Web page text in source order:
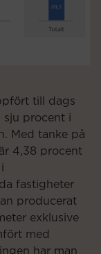
till dags
sju procent i
Med tanke på
4,38 procent
fastigheter
producerat
exklusive
med
har man